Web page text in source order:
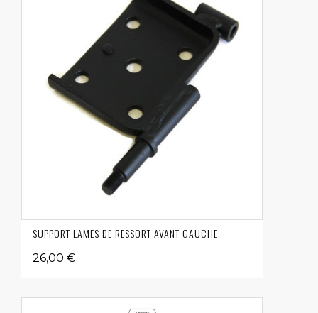
SUPPORT LAMES DE RESSORT AVANT GAUCHE
26,00 €